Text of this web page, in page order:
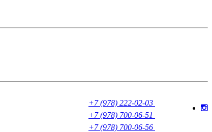
+7 (978) 222-02-03
+7 (978) 700-06-51
+7 (978) 700-06-56